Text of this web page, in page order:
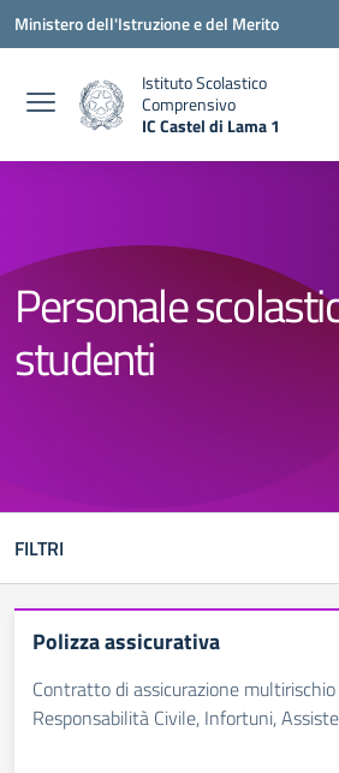
Vai ai contenuti
Vai al menu di navigazione
Vai al footer
Ministero dell'Istruzione e del Merito
Istituto Scolastico
Comprensivo
IC Castel di Lama 1
Personale
studenti
FILTRI
Polizza assicurativa
Contratto di assicurazione
Responsabilità Civile, Infortuni,